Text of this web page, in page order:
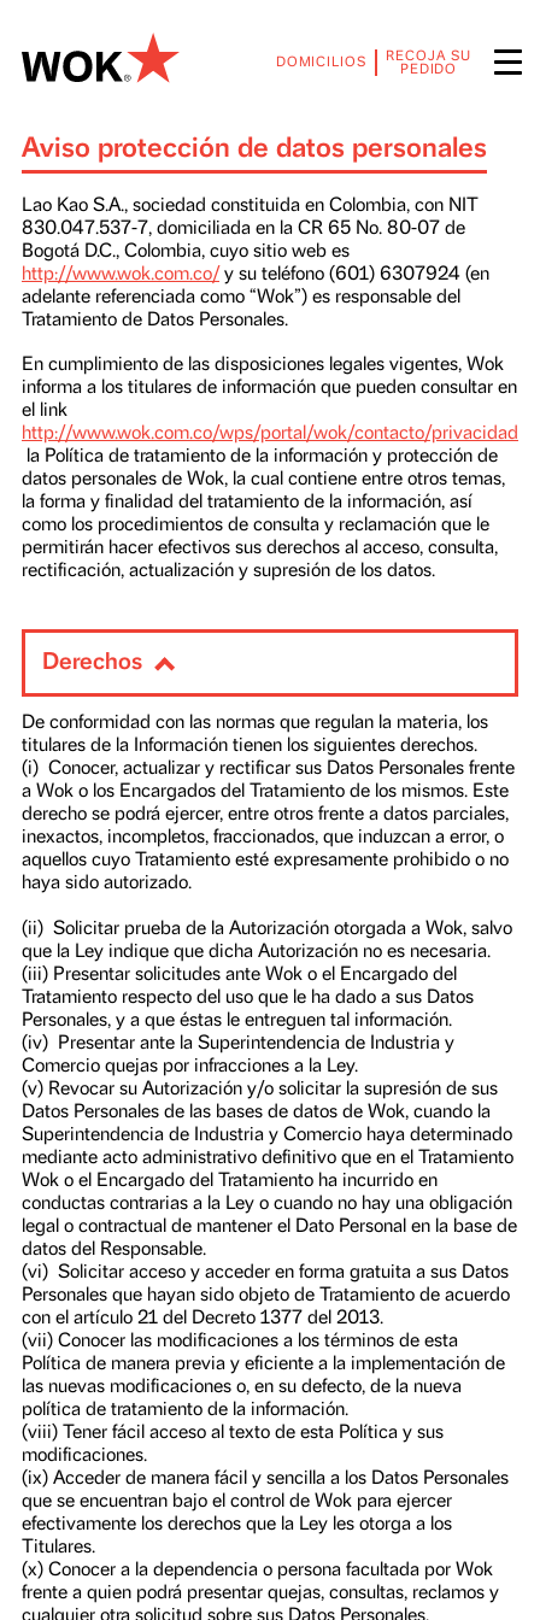
DOMICILIOS RECOJA SU
PEDIDO
Aviso protección de datos personales
Lao Kao S.A., sociedad constituida en Colombia, con NIT
830.047.537-7, domiciliada en la CR 65 No. 80-07 de
Bogotá D.C., Colombia, cuyo sitio web es
http://www.wok.com.co/y su teléfono (601) 6307924
adelante referenciada como “Wok”) es responsable del
Tratamiento de Datos Personales.
En cumplimiento de las disposiciones legales vigentes,
informa a los titulares de información que pueden
el link
http://www.wok.com.co/wps/portal/wok/contacto/
la Política de tratamiento de la información y protección
datos personales de Wok, la cual contiene entre otros
la forma y finalidad del tratamiento de la información, así
como los procedimientos de consulta y reclamación que
rectificación, actualización y supresión de los datos.
Derechos
De conformidad con las normas que regulan la materia,
titulares de la Información tienen los siguientes derechos.
(i) Conocer, actualizar y rectificar sus Datos Personales
a Wok o los Encargados del Tratamiento de los mismos.
inexactos, incompletos, fraccionados, que induzcan a
aquellos cuyo Tratamiento esté expresamente prohibido
haya sido autorizado.
(ii) Solicitar prueba de la Autorización otorgada a Wok,
que la Ley indique que dicha Autorización no es
(iii) Presentar solicitudes ante Wok o el Encargado del
Tratamiento respecto del uso que le ha dado a sus Datos
Personales, y a que éstas le entreguen tal información.
(iv) Presentar ante la Superintendencia de Industria y
Comercio quejas por infracciones a la Ley.
(v) Revocar su Autorización y/o solicitar la supresión de
Datos Personales de las bases de datos de Wok, cuando
Superintendencia de Industria y Comercio haya
mediante acto administrativo definitivo que en el
Wok o el Encargado del Tratamiento ha incurrido en
conductas contrarias a la Ley o cuando no hay una
legal o contractual de mantener el Dato Personal en la
datos del Responsable.
(vi) Solicitar acceso y acceder en forma gratuita a sus
Personales que hayan sido objeto de Tratamiento de
con el artículo 21 del Decreto 1377 del 2013.
(vii) Conocer las modificaciones a los términos de esta
Política de manera previa y eficiente a la implementación
las nuevas modificaciones o, en su defecto, de la nueva
política de tratamiento de la información.
(viii) Tener fácil acceso al texto de esta Política y sus